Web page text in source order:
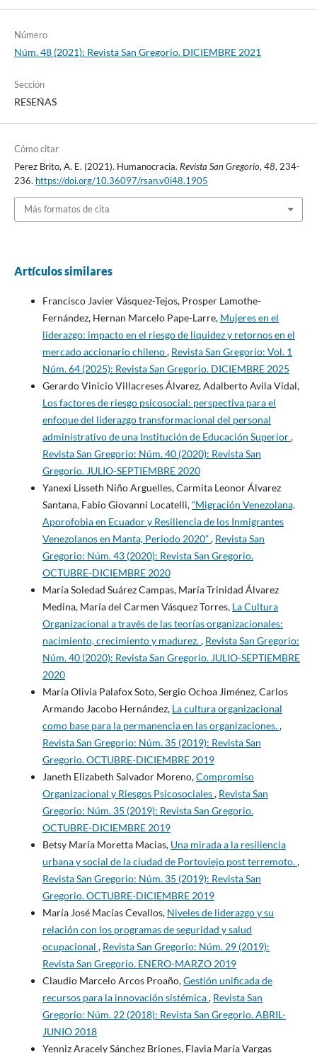
Número
Núm. 48 (2021): Revista San Gregorio. DICIEMBRE 2021
Sección
RESEÑAS
Cómo citar
Perez Brito, A. E. (2021). Humanocracia. Revista San Gregorio, 48, 234-
236. https://doi.org/10.36097/rsan.v0i48.1905
Más formatos de cita
Artículos similares
Francisco Javier Vásquez-Tejos, Prosper Lamothe-
Fernández, Hernan Marcelo Pape-Larre, Mujeres en el
liderazgo: impacto en el riesgo de liquidez y retornos en el
mercado accionario chileno, Revista San Gregorio: Vol. 1
Núm. 64 (2025): Revista San Gregorio. DICIEMBRE 2025
Gerardo Vinicio Villacreses Álvarez, Adalberto Avila Vidal,
Los factores de riesgo psicosocial: perspectiva para el
enfoque del liderazgo transformacional del personal
administrativo de una Institución de Educación Superior,
Revista San Gregorio: Núm. 40 (2020): Revista San
Gregorio. JULIO-SEPTIEMBRE 2020
Yanexi Lisseth Niño Arguelles, Carmita Leonor Álvarez
Santana, Fabio Giovanni Locatelli,“Migración Venezolana,
Aporofobia en Ecuador y Resiliencia de los Inmigrantes
Venezolanos en Manta, Periodo 2020”, Revista San
Gregorio: Núm. 43 (2020): Revista San Gregorio.
OCTUBRE-DICIEMBRE 2020
María Soledad Suárez Campas, María Trinidad Álvarez
Medina, María del Carmen Vásquez Torres, La Cultura
Organizacional a través de las teorías organizacionales:
nacimiento, crecimiento y madurez., Revista San Gregorio:
Núm. 40 (2020): Revista San Gregorio. JULIO-SEPTIEMBRE
2020
María Olivia Palafox Soto, Sergio Ochoa Jiménez, Carlos
Armando Jacobo Hernández, La cultura organizacional
como base para la permanencia en las organizaciones.,
Revista San Gregorio: Núm. 35 (2019): Revista San
Gregorio. OCTUBRE-DICIEMBRE 2019
Janeth Elizabeth Salvador Moreno,Compromiso
Organizacional y Riesgos Psicosociales, Revista San
Gregorio: Núm. 35 (2019): Revista San Gregorio.
OCTUBRE-DICIEMBRE 2019
Betsy María Moretta Macias, Una mirada a la resiliencia
urbana y social de la ciudad de Portoviejo post terremoto.,
Revista San Gregorio: Núm. 35 (2019): Revista San
Gregorio. OCTUBRE-DICIEMBRE 2019
María José Macías Cevallos, Niveles de liderazgo y su
relación con los programas de seguridad y salud
ocupacional , Revista San Gregorio: Núm. 29 (2019):
Revista San Gregorio. ENERO-MARZO 2019
Claudio Marcelo Arcos Proaño,Gestión unificada de
recursos para la innovación sistémica, Revista San
Gregorio: Núm. 22 (2018): Revista San Gregorio. ABRIL-
JUNIO 2018
Yenniz Aracely Sánchez Briones, Flavia María Vargas